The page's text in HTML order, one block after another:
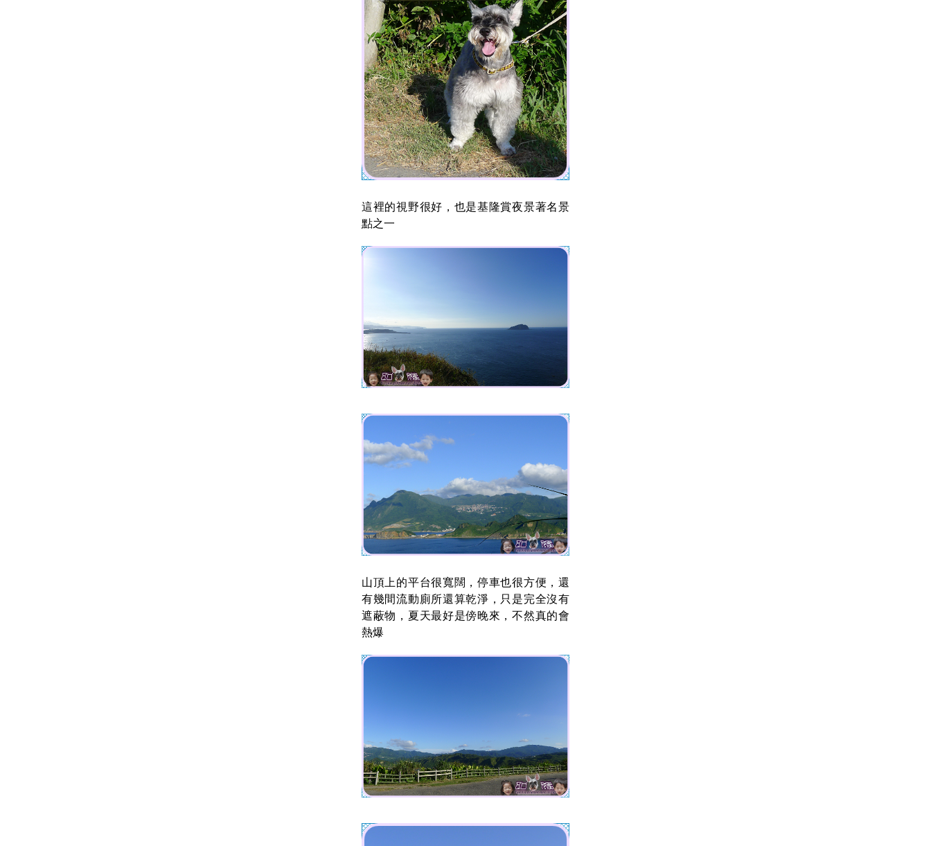
這裡的視野很好，也是基隆賞夜景著名景
點之一
山頂上的平台很寬闊，停車也很方便，還
有幾間流動廁所還算乾淨，只是完全沒有
遮蔽物，夏天最好是傍晚來，不然真的會
熱爆